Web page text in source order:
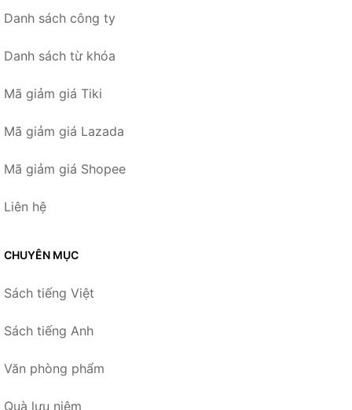
Danh sách công ty
Danh sách từ khóa
Mã giảm giá Tiki
Mã giảm giá Lazada
Mã giảm giá Shopee
Liên hệ
CHUYÊN MỤC
Sách tiếng Việt
Sách tiếng Anh
Văn phòng phẩm
Quà lưu niệm